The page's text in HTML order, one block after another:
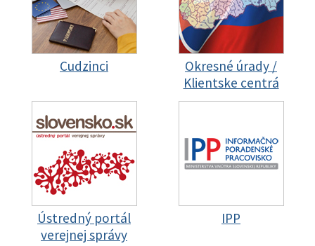
Cudzinci
Okresné úrady /
Klientske centrá
Ústredný portál
verejnej správy
IPP